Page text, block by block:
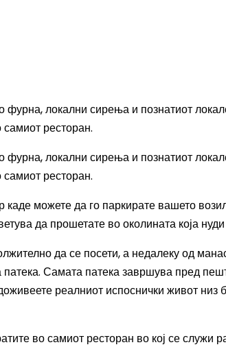
фурна, локални сирења и познатиот
самиот ресторан.
фурна, локални сирења и познатиот
самиот ресторан.
можете да го паркирате вашето
да прошетате во околината која
да се посети, а недалеку од
Самата патека завршува пред
реалниот испоснички живот низ
во самиот ресторан во кој се служи